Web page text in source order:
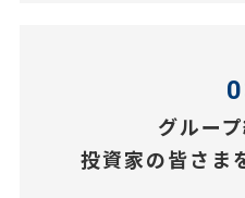
グルー
投資家の皆さま